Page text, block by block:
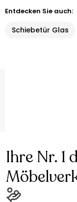
Entdecken Sie auch:
Schiebetür Glas
Ihre Nr. 1